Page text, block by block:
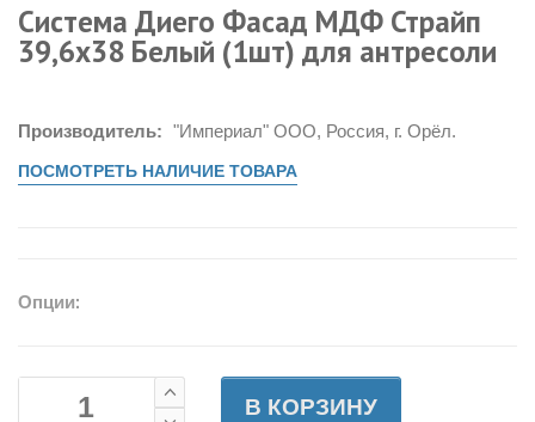
Система Диего Фасад МДФ Страйп
39,6х38 Белый (1шт) для антресоли
Производитель: "Империал" ООО, Россия, г. Орёл.
ПОСМОТРЕТЬ НАЛИЧИЕ ТОВАРА
Опции:
В КОРЗИНУ